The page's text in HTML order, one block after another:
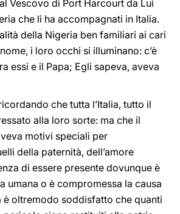
Vescovo di Port Harcourt da Lui
che li ha accompagnati in Italia.
della Nigeria ben familiari ai cari
i loro occhi si illuminano: c’è
essi e il Papa; Egli sapeva, aveva
che tutta l’Italia, tutto il
alla loro sorte: ma che il
motivi speciali per
della paternità, dell’amore
di essere presente dovunque è
umana o è compromessa la causa
è oltremodo soddisfatto che quanti